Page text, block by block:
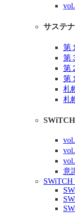
サステ
第
第
第
第
札
札
意